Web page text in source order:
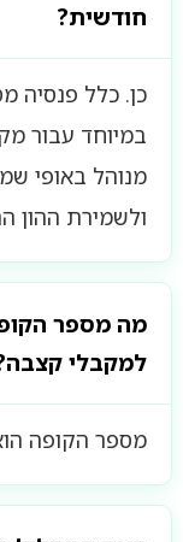
חודשית?
כן. כלל פנסיה
במיוחד עבור
מנוהל באופי
ולשמירת
מה מספר
למקבלי
מספר הקופה הוא